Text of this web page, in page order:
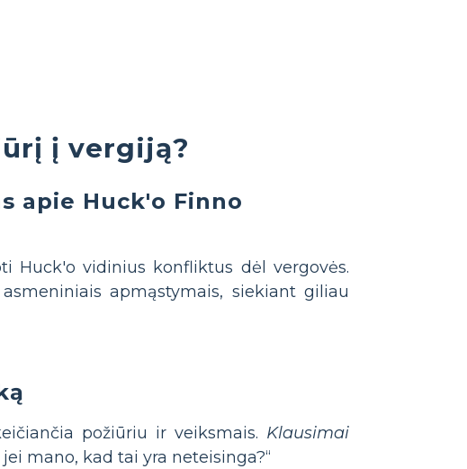
į vergiją?
apie Huck'o Finno
Huck'o vidinius konfliktus dėl vergovės.
apmąstymais, siekiant giliau
požiūriu ir veiksmais. Klausimai
mano, kad tai yra neteisinga?“